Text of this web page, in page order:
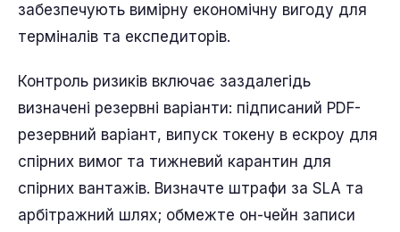
забезпечують вимірну економічну вигоду для
терміналів та експедиторів.
Контроль ризиків включає заздалегідь
визначені резервні варіанти: підписаний PDF-
резервний варіант, випуск токену в ескроу для
спірних вимог та тижневий карантин для
спірних вантажів. Визначте штрафи за SLA та
арбітражний шлях; обмежте он-чейн записи